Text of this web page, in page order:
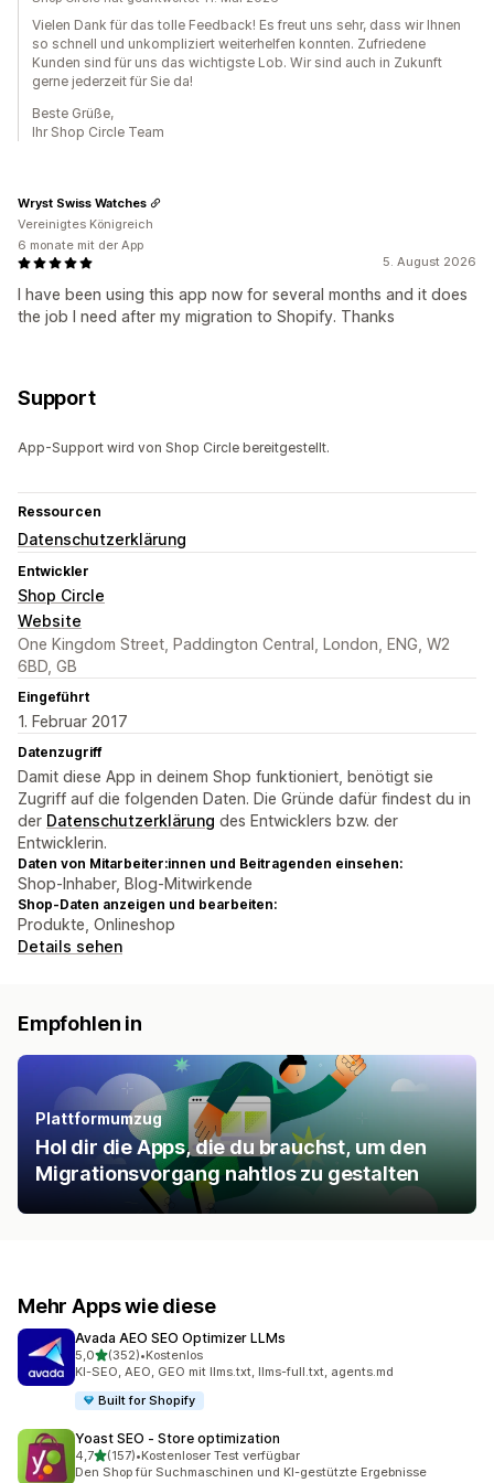
Vielen Dank für das tolle Feedback! Es freut uns sehr, dass wir Ihnen
so schnell und unkompliziert weiterhelfen konnten. Zufriedene
Kunden sind für uns das wichtigste Lob. Wir sind auch in Zukunft
gerne jederzeit für Sie da!
Beste Grüße,
Ihr Shop Circle Team
5. August 2026
I have been using this app now for several months and it does
the job I need after my migration to Shopify. Thanks
Wryst Swiss Watches
Vereinigtes Königreich
6 monate mit der App
Support
App-Support wird von Shop Circle bereitgestellt.
Ressourcen
Datenschutzerklärung
Entwickler
Shop Circle
Website
One Kingdom Street, Paddington Central, London, ENG, W2
6BD, GB
Eingeführt
1. Februar 2017
Datenzugriff
Damit diese App in deinem Shop funktioniert, benötigt sie
Zugriff auf die folgenden Daten. Die Gründe dafür findest du in
der Datenschutzerklärung des Entwicklers bzw. der
Entwicklerin.
Daten von Mitarbeiter:innen und Beitragenden einsehen:
Shop-Inhaber, Blog-Mitwirkende
Shop-Daten anzeigen und bearbeiten:
Produkte, Onlineshop
Details sehen
Empfohlen in
Plattformumzug
Hol dir die Apps, die du brauchst, um den
Migrationsvorgang nahtlos zu gestalten
Mehr Apps wie diese
Avada AEO SEO Optimizer LLMs
5,0von 5 Sternen
(352)
352 Rezensionen insgesamt
•Kostenlos
KI-SEO, AEO, GEO mit llms.txt, llms-full.txt, agents.md
Built for Shopify
Yoast SEO ‑ Store optimization
4,7von 5 Sternen
(157)
157 Rezensionen insgesamt
•Kostenloser Test verfügbar
Den Shop für Suchmaschinen und KI-gestützte Ergebnisse